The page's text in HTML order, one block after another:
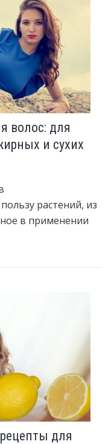
волос: для
и сухих
растений, из
в применении
для